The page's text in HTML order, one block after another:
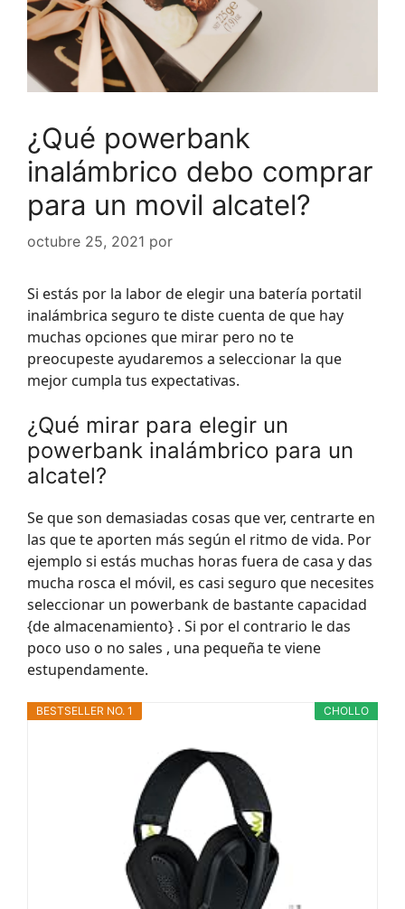
¿Qué powerbank
inalámbrico debo comprar
para un movil alcatel?
octubre 25, 2021 por
Si estás por la labor de elegir una batería portatil
inalámbrica seguro te diste cuenta de que hay
muchas opciones que mirar pero no te
preocupeste ayudaremos a seleccionar la que
mejor cumpla tus expectativas.
¿Qué mirar para elegir un
powerbank inalámbrico para un
alcatel?
Se que son demasiadas cosas que ver, centrarte en
las que te aporten más según el ritmo de vida. Por
ejemplo si estás muchas horas fuera de casa y das
mucha rosca el móvil, es casi seguro que necesites
seleccionar un powerbank de bastante capacidad
{de almacenamiento} . Si por el contrario le das
poco uso o no sales , una pequeña te viene
estupendamente.
CHOLLO
BESTSELLER NO. 1